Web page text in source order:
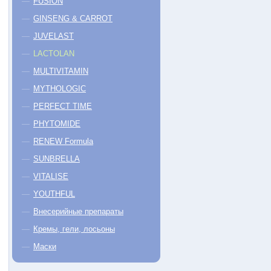
GINSENG & CARROT
JUVELAST
LACTOLAN
MULTIVITAMIN
MYTHOLOGIC
PERFECT TIME
PHYTOMIDE
RENEW Formula
SUNBRELLA
VITALISE
YOUTHFUL
Внесерийные препараты
Кремы, гели, лосьоны
Маски